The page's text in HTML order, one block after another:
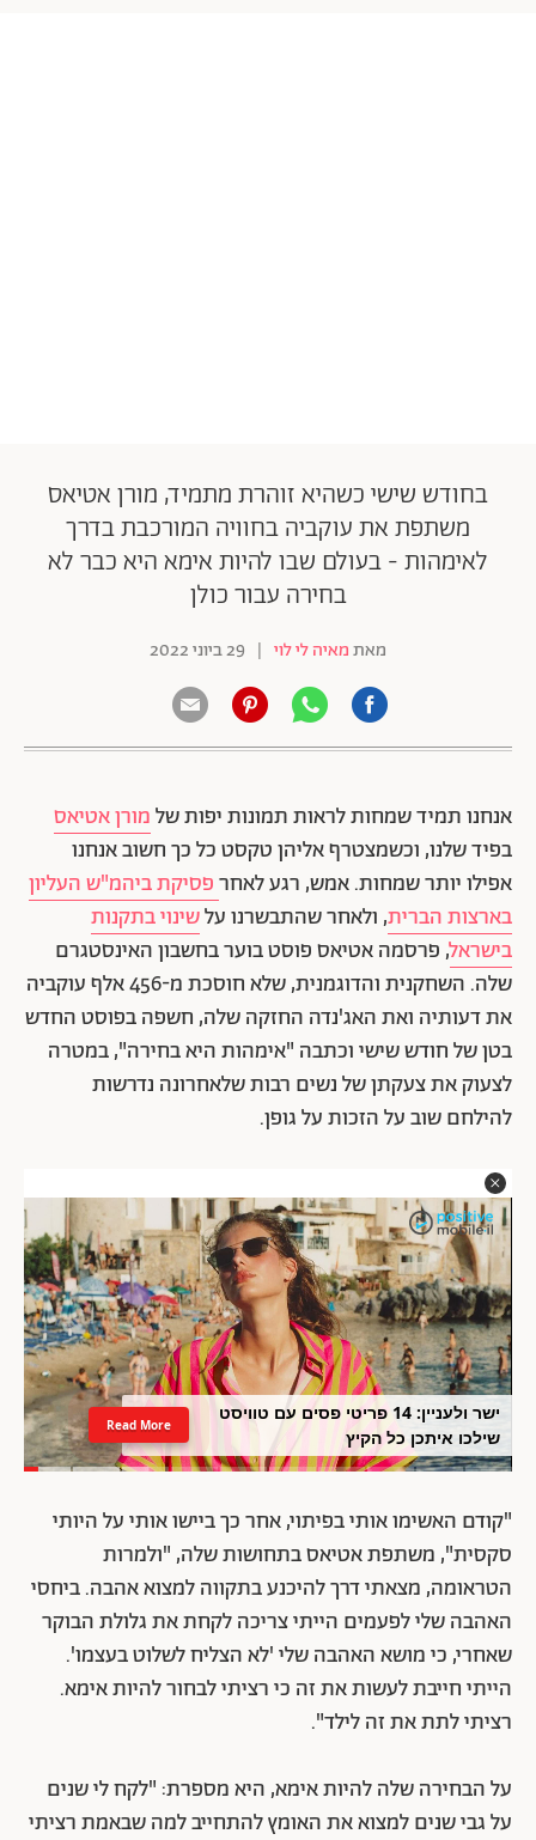
בחודש שישי כשהיא זוהרת מתמיד, מורן אטיאס
משתפת את עוקביה בחוויה המורכבת בדרך
לאימהות - בעולם שבו להיות אימא היא כבר לא
בחירה עבור כולן
מאתמאיה לי לוי | 29 ביוני 2022
אנחנו תמיד שמחות לראות תמונות יפות שלמורן אטיאס
בפיד שלנו, וכשמצטרף אליהן טקסט כל כך חשוב אנחנו
אפילו יותר שמחות. אמש, רגע לאחרפסיקת ביהמ"ש העליון
בארצות הברית, ולאחר שהתבשרנו עלשינוי בתקנות
בישראל, פרסמה אטיאס פוסט בוער בחשבון האינסטגרם
שלה. השחקנית והדוגמנית, שלא חוסכת מ-456 אלף עוקביה
את דעותיה ואת האג'נדה החזקה שלה, חשפה בפוסט החדש
בטן של חודש שישי וכתבה "אימהות היא בחירה", במטרה
לצעוק את צעקתן של נשים רבות שלאחרונה נדרשות
להילחם שוב על הזכות על גופן.
ישר ולעניין: 14 פריטי פסים עם טוויסט
שילכו איתכן כל הקיץ
Read More
"קודם האשימו אותי בפיתוי, אחר כך ביישו אותי על היותי
סקסית", משתפת אטיאס בתחושות שלה, "ולמרות
הטראומה, מצאתי דרך להיכנע בתקווה למצוא אהבה. ביחסי
האהבה שלי לפעמים הייתי צריכה לקחת את גלולת הבוקר
שאחרי, כי מושא האהבה שלי 'לא הצליח לשלוט בעצמו'.
הייתי חייבת לעשות את זה כי רציתי לבחור להיות אימא.
רציתי לתת את זה לילד".
על הבחירה שלה להיות אימא, היא מספרת: "לקח לי שנים
על גבי שנים למצוא את האומץ להתחייב למה שבאמת רציתי